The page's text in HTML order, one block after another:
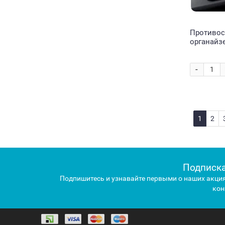
-
1 2
Подпишитесь и узнавайте первыми о наших